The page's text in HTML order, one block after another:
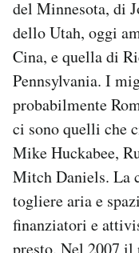
del Minnesota, di
dello Utah, oggi
Cina, e quella di
Pennsylvania. I
probabilmente
ci sono quelli che
Mike Huckabee,
Mitch Daniels. La
togliere aria e
finanziatori e
presto. Nel 2007 il